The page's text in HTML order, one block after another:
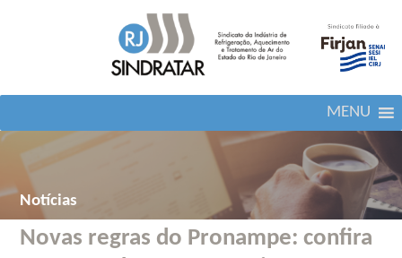
MENU
Notícias
Novas regras do Pronampe: confira